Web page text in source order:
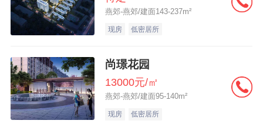
境”织就光与诗意的对话场
作为河源春沐源首届「光之艺术节」x「浮
燕郊-燕郊/建面143-237m²
现房 低密居所
尚璟花园
13000元/㎡
燕郊-燕郊/建面95-140m²
现房 低密居所